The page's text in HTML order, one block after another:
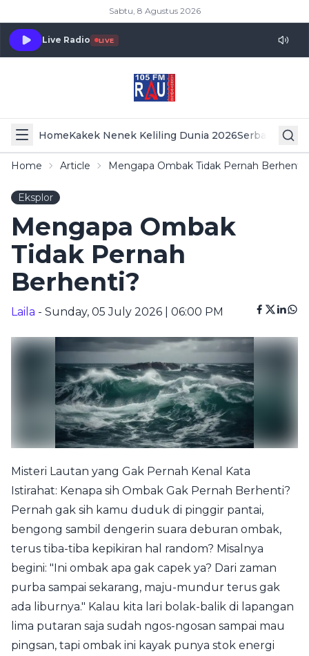
Sabtu, 8 Agustus 2026
Live Radio LIVE
HomeKakek Nenek Keliling Dunia 2026Serba Serbi
Home Article Mengapa Ombak Tidak Pernah Berhenti?
Eksplor
Mengapa Ombak
Tidak Pernah
Berhenti?
Laila - Sunday, 05 July 2026 | 06:00 PM
Misteri Lautan yang Gak Pernah Kenal Kata
Istirahat: Kenapa sih Ombak Gak Pernah Berhenti?
Pernah gak sih kamu duduk di pinggir pantai,
bengong sambil dengerin suara deburan ombak,
terus tiba-tiba kepikiran hal random? Misalnya
begini: "Ini ombak apa gak capek ya? Dari zaman
purba sampai sekarang, maju-mundur terus gak
ada liburnya." Kalau kita lari bolak-balik di lapangan
lima putaran saja sudah ngos-ngosan sampai mau
pingsan, tapi ombak ini kayak punya stok energi